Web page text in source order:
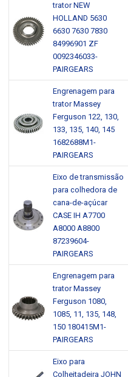
trator NEW
HOLLAND 5630
6630 7630 7830
84996901 ZF
0092346033-
PAIRGEARS
Engrenagem para
trator Massey
Ferguson 122, 130,
133, 135, 140, 145
1682688M1-
PAIRGEARS
Eixo de transmissão
para colhedora de
cana-de-açúcar
CASE IH A7700
A8000 A8800
87239604-
PAIRGEARS
Engrenagem para
trator Massey
Ferguson 1080,
1085, 11, 135, 148,
150 180415M1-
PAIRGEARS
Eixo para
Colheitadeira JOHN